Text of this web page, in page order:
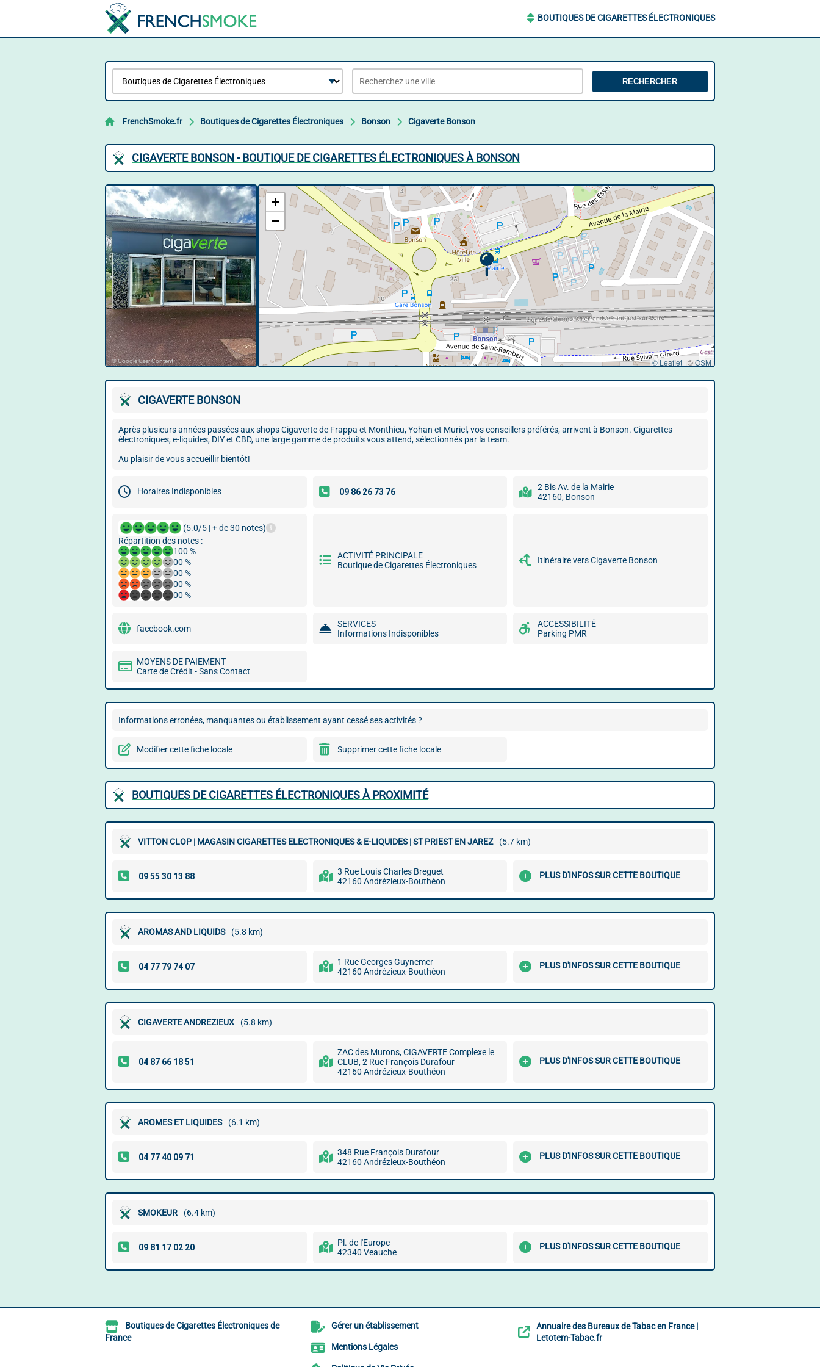
BOUTIQUES DE CIGARETTES ÉLECTRONIQUES
RECHERCHER
FrenchSmoke.fr Boutiques de Cigarettes Électroniques Bonson Cigaverte Bonson
CIGAVERTE BONSON - BOUTIQUE DE CIGARETTES ÉLECTRONIQUES À BONSON
© Google User Content
+
−
© Leaflet | ©OSM
CIGAVERTE BONSON
Après plusieurs années passées aux shops Cigaverte de Frappa et Monthieu, Yohan et Muriel, vos conseillers préférés, arrivent à Bonson. Cigarettes
électroniques, e-liquides, DIY et CBD, une large gamme de produits vous attend, sélectionnés par la team.
Au plaisir de vous accueillir bientôt!
Horaires Indisponibles
2 Bis Av. de la Mairie
42160, Bonson
(5.0/5 | + de 30 notes)
Répartition des notes :
100 %
00 %
00 %
00 %
00 %
ACTIVITÉ PRINCIPALE
Boutique de Cigarettes Électroniques
Itinéraire vers Cigaverte Bonson
facebook.com
SERVICES
Informations Indisponibles
ACCESSIBILITÉ
Parking PMR
MOYENS DE PAIEMENT
Carte de Crédit - Sans Contact
Informations erronées, manquantes ou établissement ayant cessé ses activités ?
Modifier cette fiche locale Supprimer cette fiche locale
BOUTIQUES DE CIGARETTES ÉLECTRONIQUES À PROXIMITÉ
VITTON CLOP | MAGASIN CIGARETTES ELECTRONIQUES & E-LIQUIDES | ST PRIEST EN JAREZ (5.7 km)
3 Rue Louis Charles Breguet
42160 Andrézieux-Bouthéon
PLUS D'INFOS SUR CETTE BOUTIQUE
AROMAS AND LIQUIDS (5.8 km)
1 Rue Georges Guynemer
42160 Andrézieux-Bouthéon
PLUS D'INFOS SUR CETTE BOUTIQUE
CIGAVERTE ANDREZIEUX (5.8 km)
ZAC des Murons, CIGAVERTE Complexe le
CLUB, 2 Rue François Durafour
42160 Andrézieux-Bouthéon
PLUS D'INFOS SUR CETTE BOUTIQUE
AROMES ET LIQUIDES (6.1 km)
348 Rue François Durafour
42160 Andrézieux-Bouthéon
PLUS D'INFOS SUR CETTE BOUTIQUE
SMOKEUR (6.4 km)
Pl. de l'Europe
42340 Veauche
PLUS D'INFOS SUR CETTE BOUTIQUE
Boutiques de Cigarettes Électroniques de
France
Gérer un établissement
Mentions Légales
Annuaire des Bureaux de Tabac en France |
Letotem-Tabac.fr